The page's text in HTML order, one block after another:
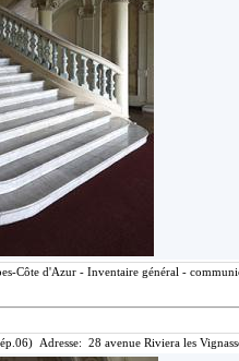
Côte d'Azur - Inventaire général -
Adresse: 28 avenue Riviera les